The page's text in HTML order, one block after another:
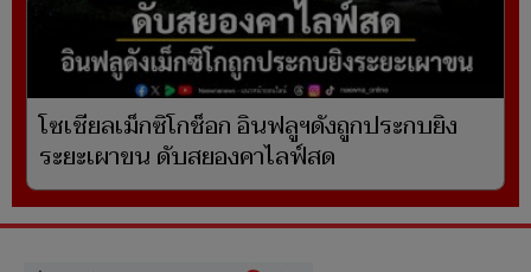
โซเชียลเม็กซิโกช็อก อินฟลูฯดังถูกประกบยิง
ระยะเผาขน ดับสยองคาไลฟ์สด